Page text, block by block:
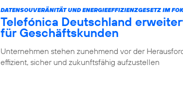
DATENSOUVERÄNITÄT UND ENERGIEEFFIZIENZGESETZ IM
Telefónica Deutschland
für Geschäftskunden
Unternehmen stehen zunehmend vor der
effizient, sicher und zukunftsfähig aufzustellen